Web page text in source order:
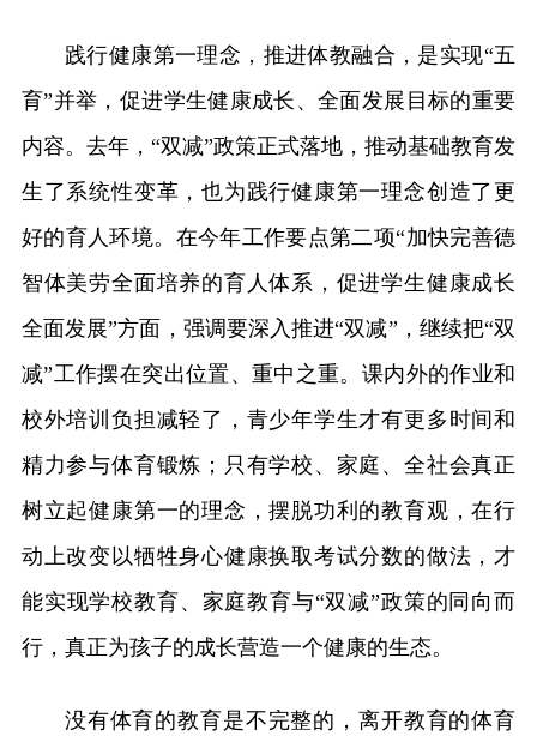
践行健康第一理念，推进体教融合，是实现“五
育”并举，促进学生健康成长、全面发展目标的重要
内容。去年，“双减”政策正式落地，推动基础教育发
生了系统性变革，也为践行健康第一理念创造了更
好的育人环境。在今年工作要点第二项“加快完善德
智体美劳全面培养的育人体系，促进学生健康成长
全面发展”方面，强调要深入推进“双减”，继续把“双
减”工作摆在突出位置、重中之重。课内外的作业和
校外培训负担减轻了，青少年学生才有更多时间和
精力参与体育锻炼；只有学校、家庭、全社会真正
树立起健康第一的理念，摆脱功利的教育观，在行
动上改变以牺牲身心健康换取考试分数的做法，才
能实现学校教育、家庭教育与“双减”政策的同向而
行，真正为孩子的成长营造一个健康的生态。
没有体育的教育是不完整的，离开教育的体育